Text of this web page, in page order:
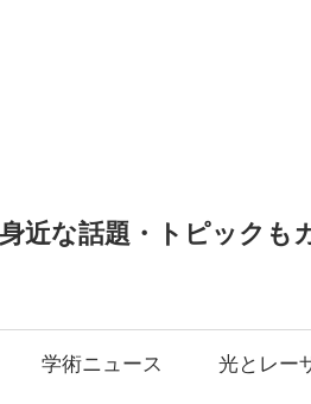
近な話題・トピック
学術ニュース 光とレー